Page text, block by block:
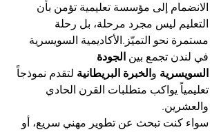
الانضمام إلى مؤسسة تعليمية تؤمن بأن
التعليم ليس مجرد مرحلة، بل رحلة
مستمرة نحو التميّز.الأكاديمية السويسرية
في لندن تجمع بين الجودة
السويسرية والخبرة البريطانية لتقدم نموذجاً
تعليمياً يواكب متطلبات القرن الحادي
والعشرين.
سواء كنت تبحث عن تطوير مهني سريع، أو